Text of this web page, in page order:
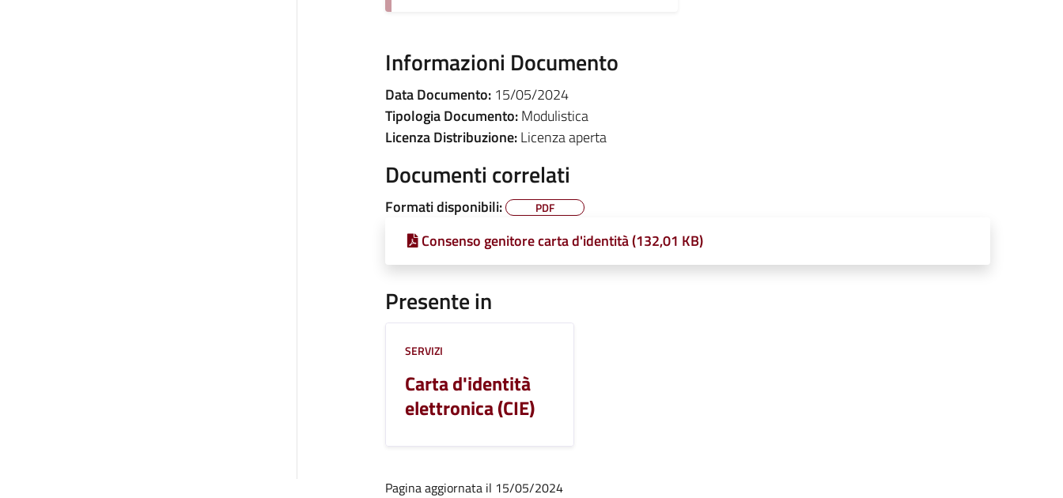
Informazioni Documento
Data Documento:15/05/2024
Tipologia Documento:Modulistica
Licenza Distribuzione:Licenza aperta
Documenti correlati
Formati disponibili: PDF
Consenso genitore carta d'identità (132,01 KB)
Presente in
SERVIZI
Carta d'identità
elettronica (CIE)
Pagina aggiornata il 15/05/2024